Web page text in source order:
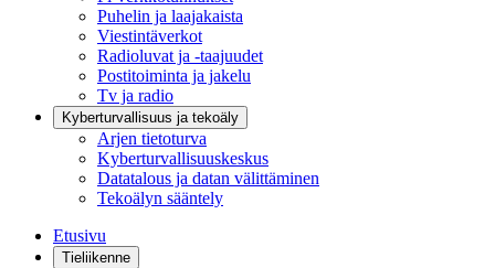
Puhelin ja laajakaista
Viestintäverkot
Radioluvat ja -taajuudet
Postitoiminta ja jakelu
Tv ja radio
Kyberturvallisuus ja tekoäly
Arjen tietoturva
Kyberturvallisuuskeskus
Datatalous ja datan välittäminen
Tekoälyn sääntely
Etusivu
Tieliikenne